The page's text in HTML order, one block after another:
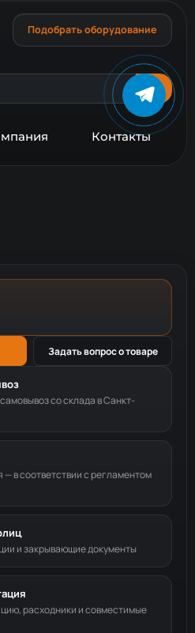
Подобрать оборудование
Контакты
Задать вопрос о товаре
со склада в Санкт-
— в соответствии с регламентом
и закрывающие документы
расходники и совместимые